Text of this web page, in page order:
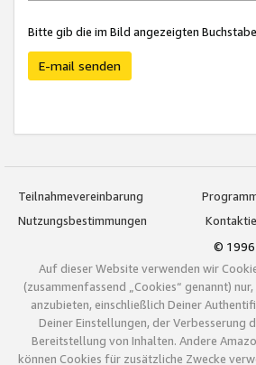
Bitte gib die im Bild angezeigten
E-mail senden
Teilnahmevereinbarung
Nutzungsbestimmungen
©
Auf dieser Website verwenden wir
(zusammenfassend „Cookies“ genannt)
anzubieten, einschließlich Deiner
Deiner Einstellungen, der Verbesserung
Bereitstellung von Inhalten. Andere
können Cookies für zusätzliche Zwecke